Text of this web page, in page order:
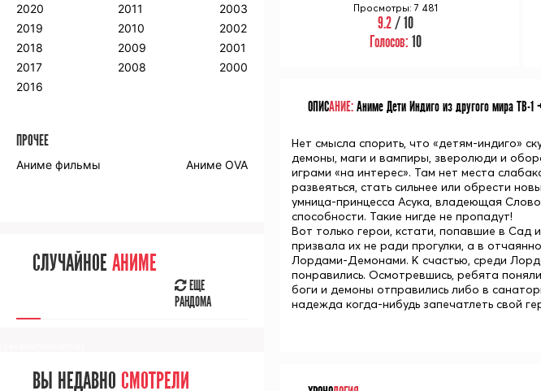
Просмотры: 7 481
9.2/ 10
Голосов: 10
ОПИСАНИЕ:Аниме Дети Индиго из другого мира ТВ-
Нет смысла спорить, что «детям-индиго»
демоны, маги и вампиры, зверолюди и
играми «на интерес». Там нет места
развеяться, стать сильнее или обрести
умница-принцесса Асука, владеющая
способности. Такие нигде не пропадут!
Вот только герои, кстати, попавшие в Сад
призвала их не ради прогулки, а в
Лордами-Демонами. К счастью, среди
понравились. Осмотревшись, ребята
боги и демоны отправились либо в
надежда когда-нибудь запечатлеть свой
2020
2019
2018
2017
2016
2011
2010
2009
2008
2003
2002
2001
2000
ПРОЧЕЕ
Аниме фильмы Аниме OVA
СЛУЧАЙНОЕ АНИМЕ
ЕЩЕ
РАНДОМА
ВЫ НЕДАВНО СМОТРЕЛИ